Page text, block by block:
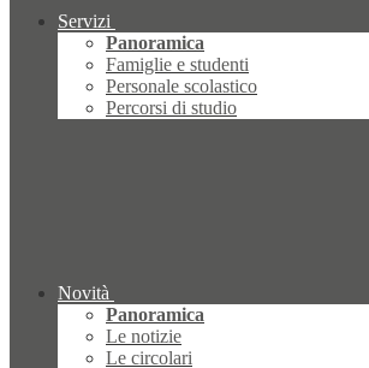
Servizi
Panoramica
Famiglie e studenti
Personale scolastico
Percorsi di studio
Novità
Panoramica
Le notizie
Le circolari